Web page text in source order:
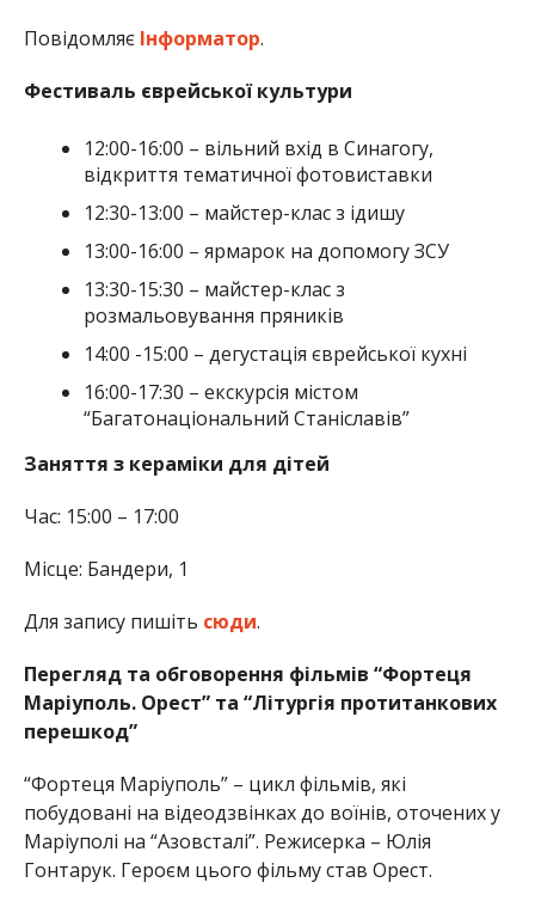
Повідомляє Інформатор.
Фестиваль єврейської культури
12:00-16:00 – вільний вхід в Синагогу,
відкриття тематичної фотовиставки
12:30-13:00 – майстер-клас з ідишу
13:00-16:00 – ярмарок на допомогу ЗСУ
13:30-15:30 – майстер-клас з
розмальовування пряників
14:00 -15:00 – дегустація єврейської кухні
16:00-17:30 – екскурсія містом
“Багатонаціональний Станіславів”
Заняття з кераміки для дітей
Час: 15:00 – 17:00
Місце: Бандери, 1
Для запису пишіть сюди.
Перегляд та обговорення фільмів “Фортеця
Маріуполь. Орест” та “Літургія протитанкових
перешкод”
“Фортеця Маріуполь” – цикл фільмів, які
побудовані на відеодзвінках до воїнів, оточених у
Маріуполі на “Азовсталі”. Режисерка – Юлія
Гонтарук. Героєм цього фільму став Орест.